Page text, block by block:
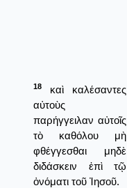
18
καὶ καλέσαντες
αὐτοὺς
παρήγγειλαν αὐτοῖς
τὸ καθόλου μὴ
φθέγγεσθαι μηδὲ
διδάσκειν ἐπὶ τῷ
ὀνόματι τοῦ Ἰησοῦ.